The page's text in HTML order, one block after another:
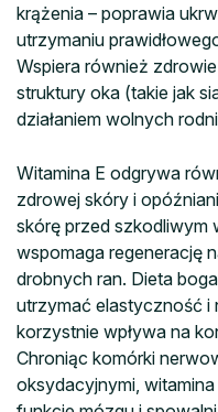
krążenia – poprawia
utrzymaniu
Wspiera również
struktury oka (takie jak
działaniem wolnych
Witamina E odgrywa
zdrowej skóry i
skórę przed szkodliwym
wspomaga regenerację
drobnych ran. Dieta
utrzymać elastyczność i
korzystnie wpływa na
Chroniąc komórki
oksydacyjnymi,